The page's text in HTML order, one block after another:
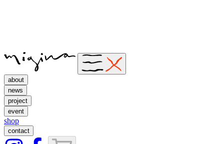
about
news
project
event
shop
contact